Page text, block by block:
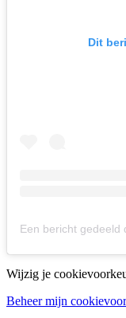
Dit
Een bericht gedeeld
Wijzig je
Beheer mijn